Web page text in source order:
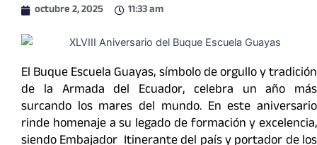
octubre 2, 2025 11:33 am
El Buque Escuela Guayas, símbolo de orgullo y tradición
de la Armada del Ecuador, celebra un año más
surcando los mares del mundo. En este aniversario
rinde homenaje a su legado de formación y excelencia,